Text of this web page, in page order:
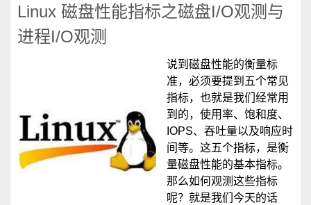
Linux 磁盘性能指标之磁盘I/O观测与
进程I/O观测
说到磁盘性能的衡量标
准，必须要提到五个常见
指标，也就是我们经常用
到的，使用率、饱和度、
IOPS、吞吐量以及响应时
间等。这五个指标，是衡
量磁盘性能的基本指标。
那么如何观测这些指标
呢？就是我们今天的话